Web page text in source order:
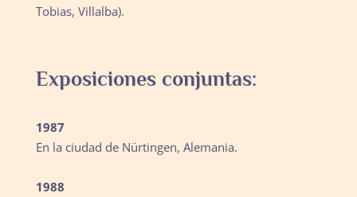
Tobias, Villalba).
Exposiciones conjuntas:
1987
En la ciudad de Nürtingen, Alemania.
1988